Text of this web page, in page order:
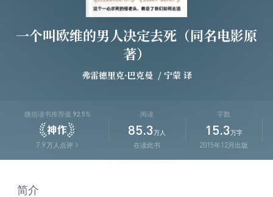
一个叫欧维的男人决定去死（同名电影原
著）
弗雷德里克·巴克曼 / 宁蒙 译
微信读书推荐值 92.5%
7.9万人点评
阅读
85.3万人
在读此书
字数
15.3万字
2015年12月出版
简介